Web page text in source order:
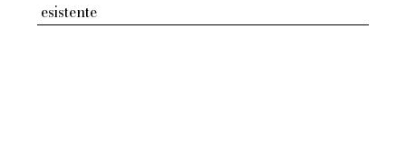
esistente